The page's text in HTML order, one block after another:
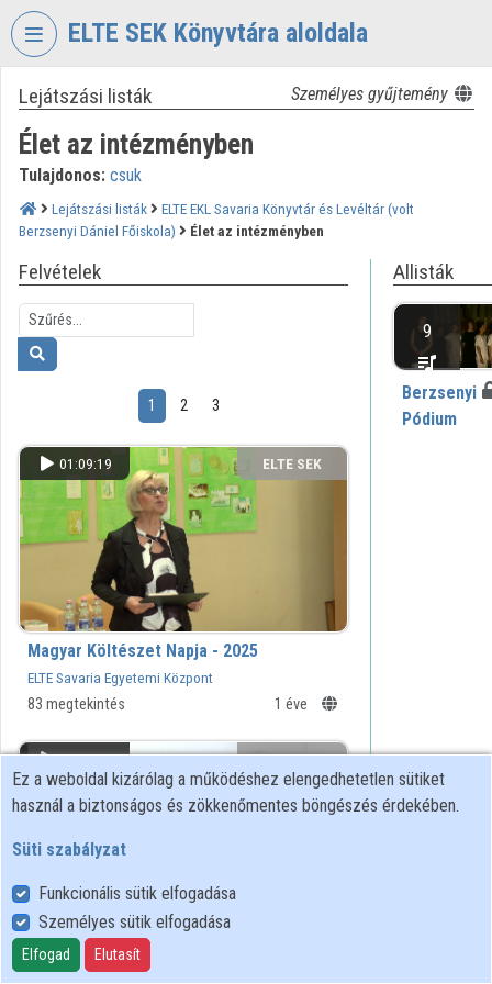
Fejléc kihagyása
ELTE SEK Könyvtára aloldala
VIDEOTORIUM
ELTE
EKL
SAVARIA
KÖNYVTÁR
LEVÉLTÁR
Intézményi kezdőlap
Bejelentkezés
Intézményi felfedezés
Kategóriák
Intézményi listák
Intézmények
Közreműködők
Lejátszási listák Személyes gyűjtemény
Élet az intézményben
Tulajdonos: csuk
Lejátszási listák
ELTE EKL Savaria Könyvtár és Levéltár (volt
Berzsenyi Dániel Főiskola)
Élet az intézményben
Felvételek
1 2 3
01:09:19
ELTE SEK
Magyar Költészet Napja - 2025
ELTE Savaria Egyetemi Központ
83 megtekintés 1 éve
01:25:27
ELTE SEK
KÖNYVTÁRA
Adventi hangverseny - 2024
ELTE BDPK Zenepedagógiai Tanszék
Allisták
9
Berzsenyi
Pódium
Ez a weboldal kizárólag a működéshez elengedhetetlen sütiket
használ a biztonságos és zökkenőmentes böngészés érdekében.
Süti szabályzat
Funkcionális sütik elfogadása
Személyes sütik elfogadása
Elfogad Elutasít